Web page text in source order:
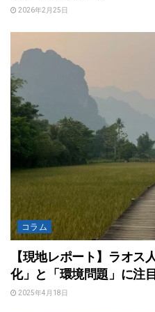
2026年2月25日
コラム
【現地レポート】ラオ
化」と「環境問題」に注
2025年4月18日